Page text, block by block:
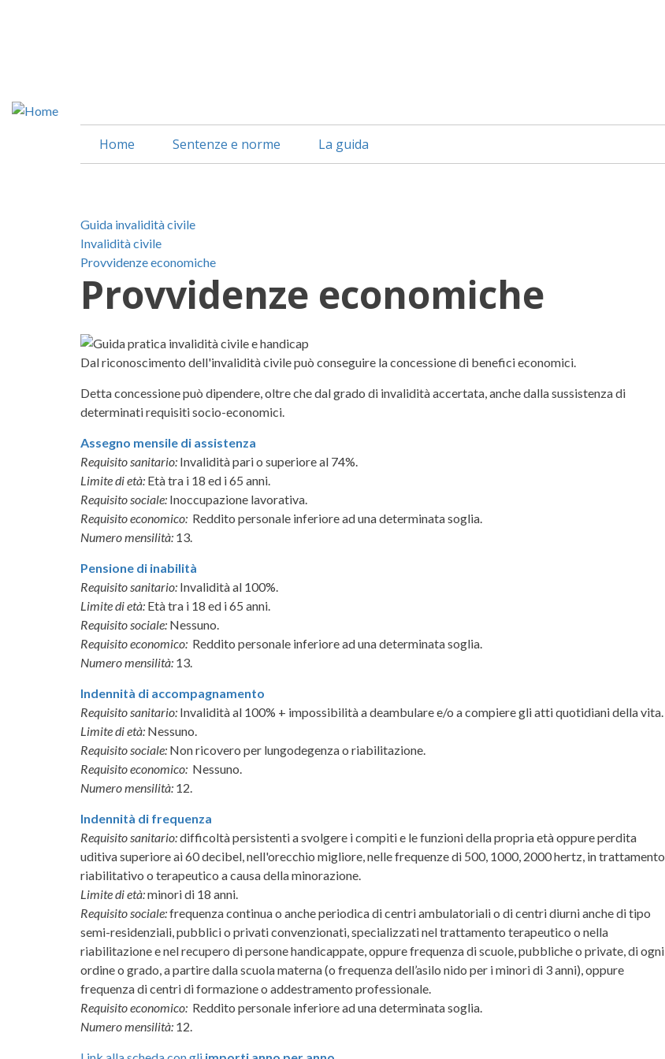
Home Sentenze e norme La guida
Guida invalidità civile
Invalidità civile
Provvidenze economiche
Provvidenze economiche
Dal riconoscimento dell'invalidità civile può conseguire la concessione di benefici economici.
Detta concessione può dipendere, oltre che dal grado di invalidità accertata, anche dalla sussistenza di
determinati requisiti socio-economici.
Assegno mensile di assistenza
Requisito sanitario: Invalidità pari o superiore al 74%.
Limite di età: Età tra i 18 ed i 65 anni.
Requisito sociale: Inoccupazione lavorativa.
Requisito economico: Reddito personale inferiore ad una determinata soglia.
Numero mensilità: 13.
Pensione di inabilità
Requisito sanitario: Invalidità al 100%.
Limite di età: Età tra i 18 ed i 65 anni.
Requisito sociale: Nessuno.
Requisito economico: Reddito personale inferiore ad una determinata soglia.
Numero mensilità: 13.
Indennità di accompagnamento
Requisito sanitario: Invalidità al 100% + impossibilità a deambulare e/o a compiere gli atti quotidiani della vita.
Limite di età: Nessuno.
Requisito sociale: Non ricovero per lungodegenza o riabilitazione.
Requisito economico: Nessuno.
Numero mensilità: 12.
Indennità di frequenza
Requisito sanitario:difficoltà persistenti a svolgere i compiti e le funzioni della propria età oppure perdita
uditiva superiore ai 60 decibel, nell'orecchio migliore, nelle frequenze di 500, 1000, 2000 hertz, in trattamento
riabilitativo o terapeutico a causa della minorazione.
Limite di età:minori di 18 anni.
Requisito sociale:frequenza continua o anche periodica di centri ambulatoriali o di centri diurni anche di tipo
semi-residenziali, pubblici o privati convenzionati, specializzati nel trattamento terapeutico o nella
riabilitazione e nel recupero di persone handicappate, oppure frequenza di scuole, pubbliche o private, di ogni
ordine o grado, a partire dalla scuola materna (o frequenza dell’asilo nido per i minori di 3 anni), oppure
frequenza di centri di formazione o addestramento professionale.
Requisito economico: Reddito personale inferiore ad una determinata soglia.
Numero mensilità: 12.